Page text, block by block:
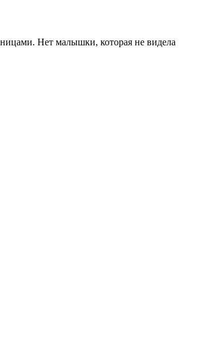
Нет малышки, которая не видела